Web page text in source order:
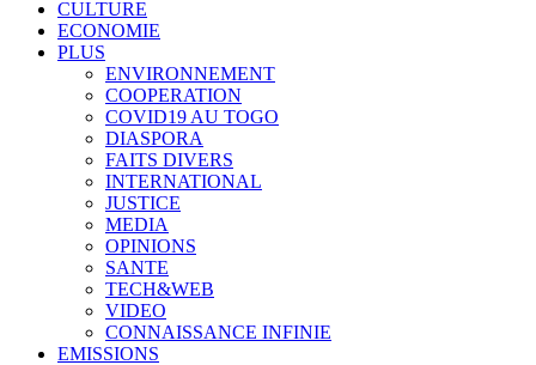
CULTURE
ECONOMIE
PLUS
ENVIRONNEMENT
COOPERATION
COVID19 AU TOGO
DIASPORA
FAITS DIVERS
INTERNATIONAL
JUSTICE
MEDIA
OPINIONS
SANTE
TECH&WEB
VIDEO
CONNAISSANCE INFINIE
EMISSIONS